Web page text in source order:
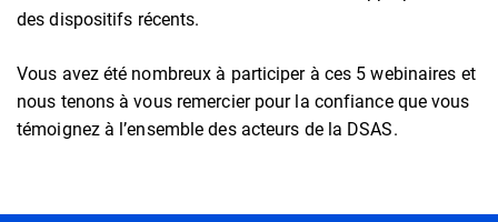
des dispositifs récents.
Vous avez été nombreux à participer à ces 5 webinaires et
nous tenons à vous remercier pour la confiance que vous
témoignez à l’ensemble des acteurs de la DSAS.